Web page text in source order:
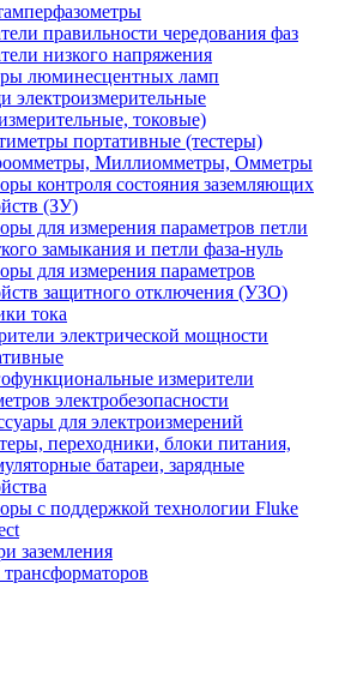
правильности чередования фаз
низкого напряжения
люминесцентных ламп
электроизмерительные
токовые)
портативные (тестеры)
Миллиомметры, Омметры
контроля состояния заземляющих
(ЗУ)
для измерения параметров петли
замыкания и петли фаза-нуль
для измерения параметров
защитного отключения (УЗО)
тока
электрической мощности
измерители
электробезопасности
для электроизмерений
переходники, блоки питания,
батареи, зарядные
с поддержкой технологии Fluke
заземления